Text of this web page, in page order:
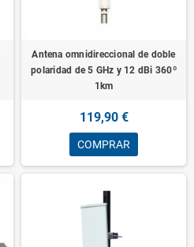
Antena omnidireccional de doble
polaridad de 5 GHz y 12 dBi 360º
1km
119,90 €
COMPRAR